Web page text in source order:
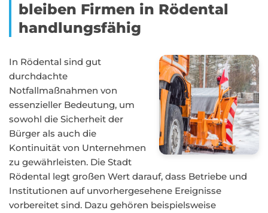
bleiben Firmen in Rödental
handlungsfähig
In Rödental sind gut
durchdachte
Notfallmaßnahmen von
essenzieller Bedeutung, um
sowohl die Sicherheit der
Bürger als auch die
Kontinuität von Unternehmen
zu gewährleisten. Die Stadt
Rödental legt großen Wert darauf, dass Betriebe und
Institutionen auf unvorhergesehene Ereignisse
vorbereitet sind. Dazu gehören beispielsweise